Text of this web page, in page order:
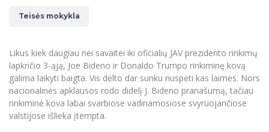
Studentų namai
Pramoginių šokių kolektyvas ,,Bolero”
Universiteto teatras
MRU pop vokalinis ansamblis (vadovas Artūras
Novikas)
Dokumentai reglamentuojantys studijas
Neformaliuoju ir (ar) savišvietos būdu įgytų
kompetencijų vertinimas ir pripažinimas
Studijų organizavimas
Tarptautiniai mainai
Erasmus+ mobilumas studijoms (SMS)
Erasmus+ mobilumas praktikoms (SMP)
Kitos galimybės
Darbuotojams
Partnerystės
Azijos centras
Karjeros centras
Emocinė gerovė
Tarptautinių ekspertų tinklas
Atitikties mokslinių tyrimų etikai komitetas
Mokslo laboratorijos
Žmogaus, aplinkos ir technologijų (HET)
Reitingai
Universiteto garbės nariai
Veiklos dokumentai
Žmogaus ir visuomenės studijų fakultetas
Viešojo valdymo ir verslo fakultetas
Sūduvos akademija
Ekspertų sąrašas
Renginių kalendorius
Tinklalaidės
Bakalauro studijos
Teisės mokykla
Likus kiek daugiau nei savaitei iki oficialių JAV prezidento rinkimų
lapkričio 3-ąją, Joe Bideno ir Donaldo Trumpo rinkiminę kovą
galima laikyti baigta. Vis dėlto dar sunku nuspėti kas laimės. Nors
nacionalinės apklausos rodo didelį J. Bideno pranašumą, tačiau
rinkiminė kova labai svarbiose vadinamosiose svyruojančiose
valstijose išlieka įtempta.